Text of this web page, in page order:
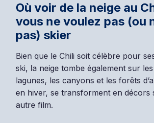
Où voir de la neige au
vous ne voulez pas (ou
pas) skier
Bien que le Chili soit célèbre pour
ski, la neige tombe également sur
lagunes, les canyons et les forêts
en hiver, se transforment en décors
autre film.